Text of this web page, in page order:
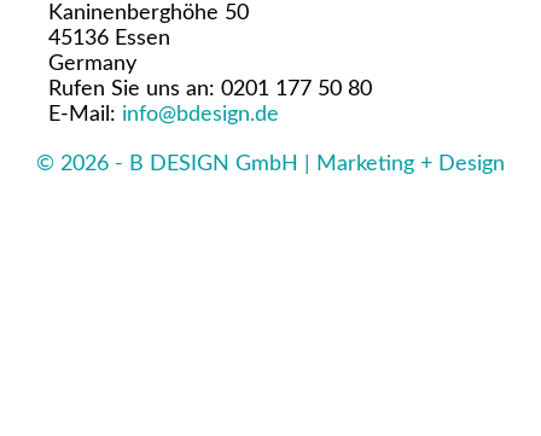
Kaninenberghöhe 50
45136 Essen
Germany
Rufen Sie uns an: 0201 177 50 80
E-Mail: info@bdesign.de
© 2026 - B DESIGN GmbH | Marketing + Design